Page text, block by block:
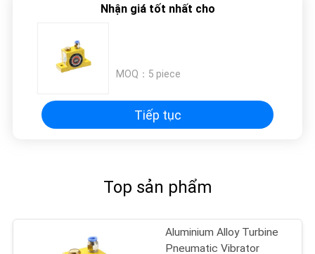
Nhận giá tốt nhất cho
MOQ： 5 piece
Tiếp tục
Top sản phẩm
Aluminium Alloy Turbine
Pneumatic Vibrator